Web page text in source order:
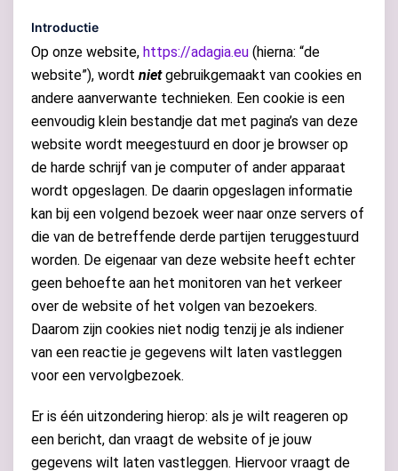
Introductie
Op onze website, https://adagia.eu (hierna: “de
website”), wordt nietgebruikgemaakt van cookies en
andere aanverwante technieken. Een cookie is een
eenvoudig klein bestandje dat met pagina’s van deze
website wordt meegestuurd en door je browser op
de harde schrijf van je computer of ander apparaat
wordt opgeslagen. De daarin opgeslagen informatie
kan bij een volgend bezoek weer naar onze servers of
die van de betreffende derde partijen teruggestuurd
worden. De eigenaar van deze website heeft echter
geen behoefte aan het monitoren van het verkeer
over de website of het volgen van bezoekers.
Daarom zijn cookies niet nodig tenzij je als indiener
van een reactie je gegevens wilt laten vastleggen
voor een vervolgbezoek.
Er is één uitzondering hierop: als je wilt reageren op
een bericht, dan vraagt de website of je jouw
gegevens wilt laten vastleggen. Hiervoor vraagt de